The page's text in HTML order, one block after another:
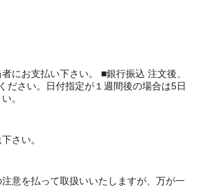
にお支払い下さい。 ■銀行振込 注文後、
ださい。日付指定が１週間後の場合は5日
。
さい。
意を払って取扱いいたしますが、万が一